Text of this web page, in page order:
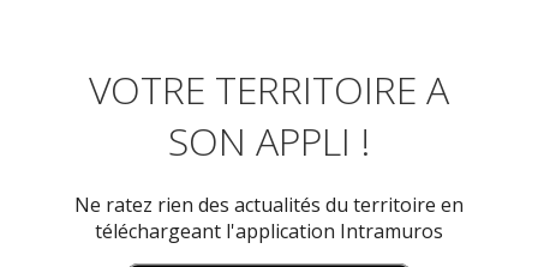
VOTRE TERRITOIRE A
SON APPLI !
Ne ratez rien des actualités du territoire en
téléchargeant l'application Intramuros